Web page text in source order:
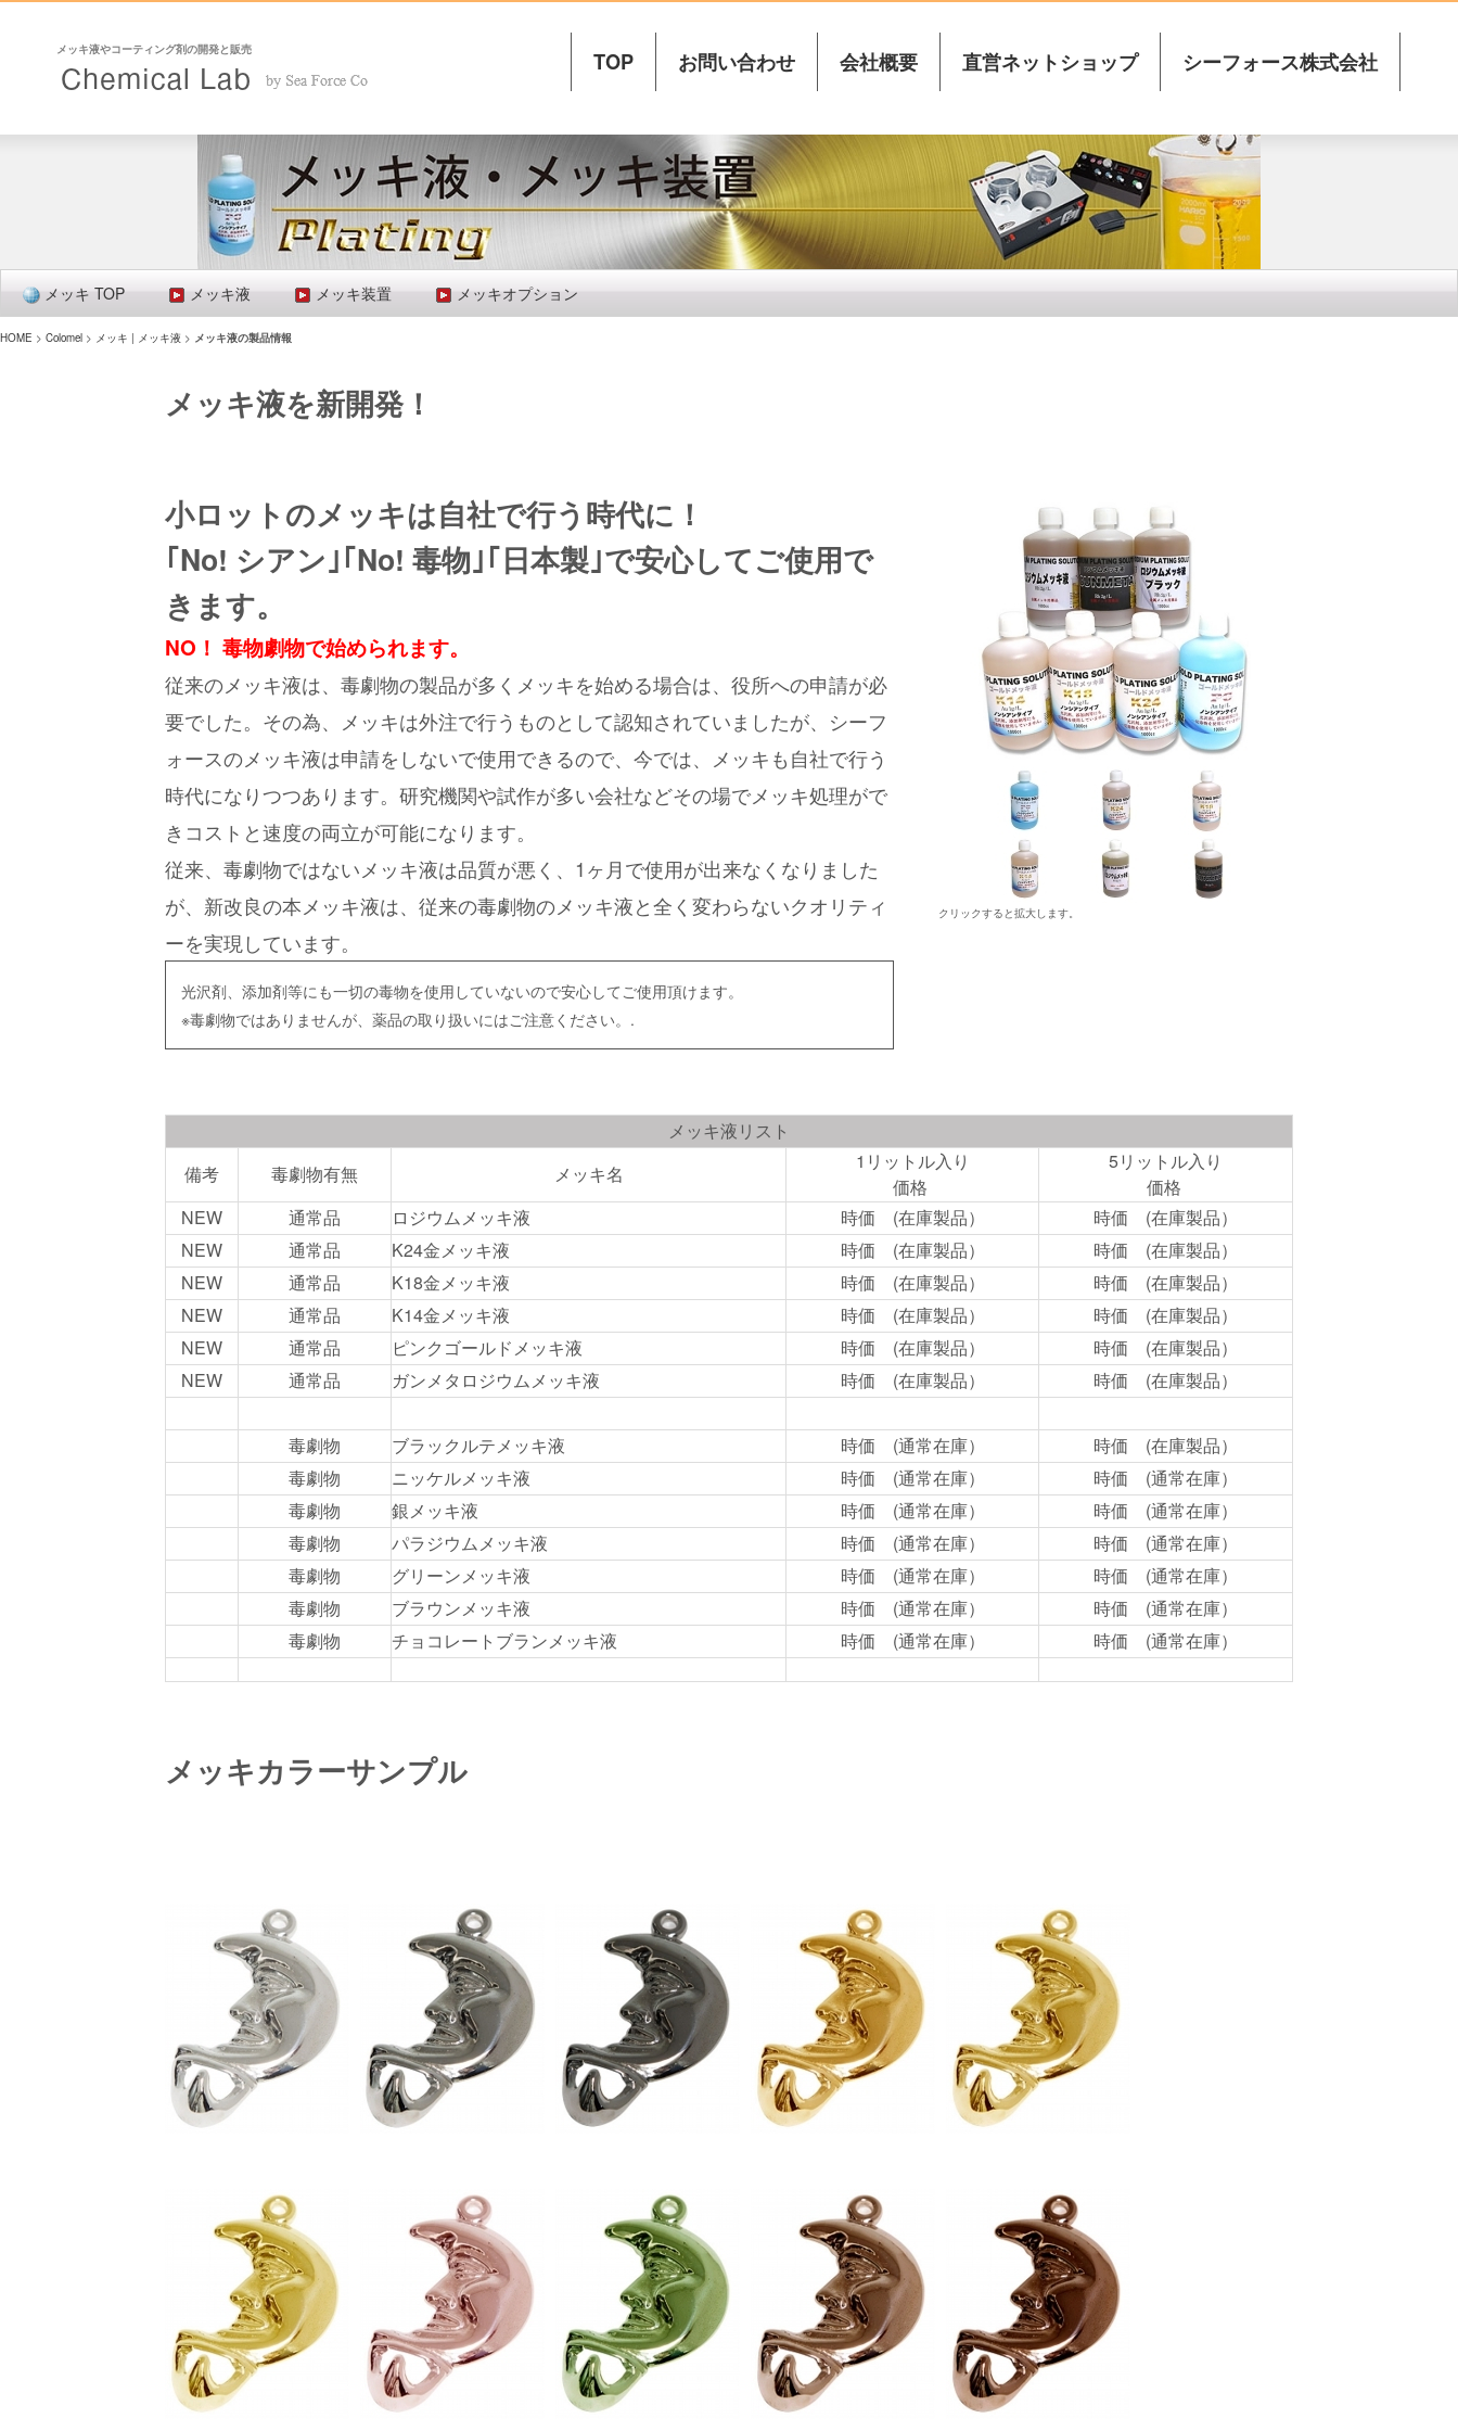
メッキ液やコーティング剤の開発と販売 TOP お問い合わせ 会社概要 直営ネットショップ シーフォース株式会社
メッキ TOP メッキ液 メッキ装置 メッキオプション
HOME > Colomel > メッキ | メッキ液 > メッキ液の製品情報
メッキ液を新開発！
小ロットのメッキは自社で行う時代に！
｢No! シアン｣｢No! 毒物｣｢日本製｣で安心してご使用で
きます。
NO！ 毒物劇物で始められます。
従来のメッキ液は、毒劇物の製品が多くメッキを始める場合は、役所への申請が必
要でした。その為、メッキは外注で行うものとして認知されていましたが、シーフ
ォースのメッキ液は申請をしないで使用できるので、今では、メッキも自社で行う
時代になりつつあります。研究機関や試作が多い会社などその場でメッキ処理がで
きコストと速度の両立が可能になります。
従来、毒劇物ではないメッキ液は品質が悪く、1ヶ月で使用が出来なくなりました
が、新改良の本メッキ液は、従来の毒劇物のメッキ液と全く変わらないクオリティ
ーを実現しています。
光沢剤、添加剤等にも一切の毒物を使用していないので安心してご使用頂けます。
※毒劇物ではありませんが、薬品の取り扱いにはご注意ください。.
クリックすると拡大します。
メッキ液リスト
備考
毒劇物有無 メッキ名
1リットル入り
価格
5リットル入り
価格
NEW
通常品 ロジウムメッキ液 時価 (在庫製品）
時価 (在庫製品）
NEW
通常品 K24金メッキ液 時価 (在庫製品）
時価 (在庫製品）
NEW
通常品 K18金メッキ液 時価 (在庫製品）
時価 (在庫製品）
NEW
通常品 K14金メッキ液 時価 (在庫製品）
時価 (在庫製品）
NEW
通常品 ピンクゴールドメッキ液 時価 (在庫製品）
時価 (在庫製品）
NEW
通常品 ガンメタロジウムメッキ液 時価 (在庫製品） 時価 (在庫製品）
毒劇物 ブラックルテメッキ液 時価 (通常在庫）
時価 (在庫製品）
毒劇物
ニッケルメッキ液 時価 (通常在庫）
時価 (通常在庫）
毒劇物
銀メッキ液 時価 (通常在庫）
時価 (通常在庫）
毒劇物
パラジウムメッキ液 時価 (通常在庫）
時価 (通常在庫）
毒劇物
グリーンメッキ液 時価 (通常在庫）
時価 (通常在庫）
毒劇物
ブラウンメッキ液 時価 (通常在庫）
時価 (通常在庫）
毒劇物
チョコレートブランメッキ液 時価 (通常在庫） 時価 (通常在庫）
メッキカラーサンプル